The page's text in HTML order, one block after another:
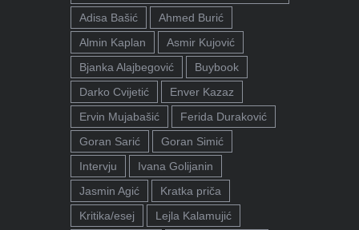
Adisa Bašić
Ahmed Burić
Almin Kaplan
Asmir Kujović
Bjanka Alajbegović
Buybook
Darko Cvijetić
Enver Kazaz
Ervin Mujabašić
Ferida Duraković
Goran Sarić
Goran Simić
Intervju
Ivana Golijanin
Jasmin Agić
Kratka priča
Kritika/esej
Lejla Kalamujić